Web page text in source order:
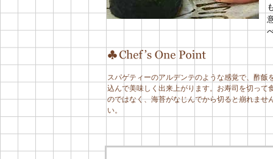
スパゲティーのアルデンテのような感覚で、酢飯
込んで美味しく出来上がります。お寿司を切って
のではなく、海苔がなじんでから切ると崩れませ
い。